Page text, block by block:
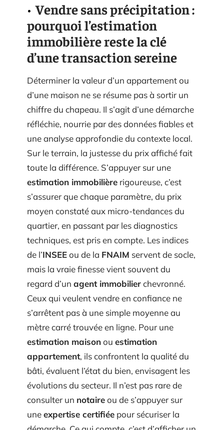
Vendre sans précipitation :
pourquoi l’estimation
immobilière reste la clé
d’une transaction sereine
Déterminer la valeur d’un appartement ou
d’une maison ne se résume pas à sortir un
chiffre du chapeau. Il s’agit d’une démarche
réfléchie, nourrie par des données fiables et
une analyse approfondie du contexte local.
Sur le terrain, la justesse du prix affiché fait
toute la différence. S’appuyer sur une
estimation immobilière rigoureuse, c’est
s’assurer que chaque paramètre, du prix
moyen constaté aux micro-tendances du
quartier, en passant par les diagnostics
techniques, est pris en compte. Les indices
de l’INSEEou de la FNAIM servent de socle,
mais la vraie finesse vient souvent du
regard d’un agent immobilierchevronné.
Ceux qui veulent vendre en confiance ne
s’arrêtent pas à une simple moyenne au
mètre carré trouvée en ligne. Pour une
estimation maisonou estimation
appartement, ils confrontent la qualité du
bâti, évaluent l’état du bien, envisagent les
évolutions du secteur. Il n’est pas rare de
consulter un notaireou de s’appuyer sur
uneexpertise certifiée pour sécuriser la